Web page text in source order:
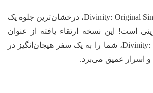
Divinity: Original Sin – Enhanced Edition، درخشان‌ترین جلوه یک
این نسخه ارتقاء یافته از عنوان
محبوب Divinity: Original Sin، شما را به یک سفر هیجان‌انگیز در
عمیق می‌برد.